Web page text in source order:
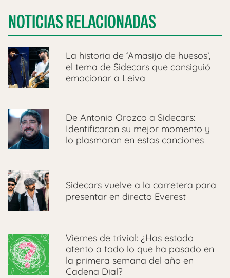
NOTICIAS RELACIONADAS
La historia de ‘Amasijo de huesos’,
el tema de Sidecars que consiguió
emocionar a Leiva
De Antonio Orozco a Sidecars:
Identificaron su mejor momento y
lo plasmaron en estas canciones
Sidecars vuelve a la carretera para
presentar en directo Everest
Viernes de trivial: ¿Has estado
atento a todo lo que ha pasado en
la primera semana del año en
Cadena Dial?